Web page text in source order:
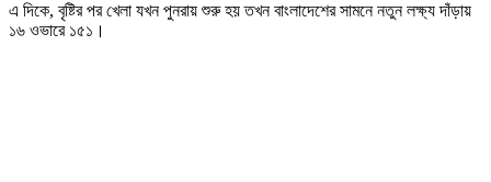
এ দিকে, বৃষ্টির পর খেলা যখন পুনরায় শুরু হয় তখন বাংলাদেশের সামনে নতুন লক্ষ্য দাঁড়ায়
১৬ ওভারে ১৫১।